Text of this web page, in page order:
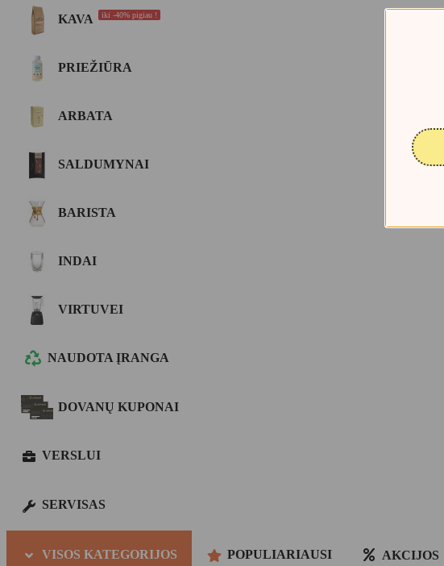
KAVA iki -40% pigiau !
PRIEŽIŪRA
ARBATA
SALDUMYNAI
BARISTA
INDAI
VIRTUVEI
NAUDOTA ĮRANGA
DOVANŲ KUPONAI
VERSLUI
SERVISAS
VISOS KATEGORIJOS POPULIARIAUSI AKCIJOS